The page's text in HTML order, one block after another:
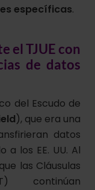
específicas.
el TJUE con
de datos
del Escudo de
), que era una
datos
a los EE. UU. Al
las Cláusulas
continúan